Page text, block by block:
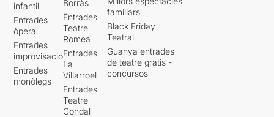
infantil
Entrades
òpera
Entrades
improvisació
Entrades
monòlegs
Borràs
Entrades
Teatre
Romea
Entrades
La
Villarroel
Entrades
Teatre
Condal
familiars
Black Friday
Teatral
Guanya entrades
de teatre gratis -
concursos